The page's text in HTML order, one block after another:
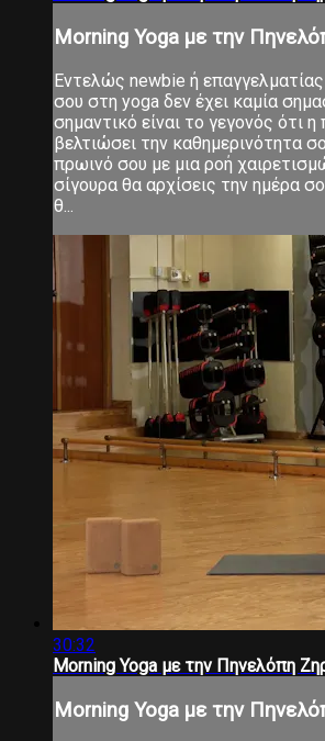
Morning Yoga με την
Εντελώς newbie ή
σου στη yoga δεν έχει καμία
σημαντικό είναι το γεγονός ότι
βελτιώσει την καθημερινότητα
πρωινό σου με μια ροή
σίγουρα θα αρχίσεις την ημέρα
θ...
30:32
Morning Yoga με την Πηνελόπη
Morning Yoga με την